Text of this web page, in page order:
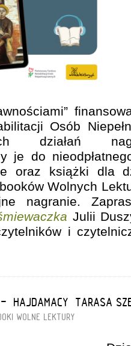
Osób
działań
je do
oraz książki dla
Wolnych
nagranie.
Julii
i
„HAJDAMACY” TARASA
WOLNE LEKTURY